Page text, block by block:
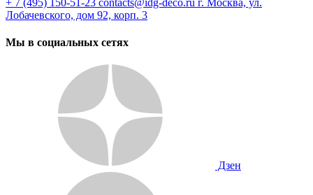
+ 7 (495) 150-51-23 contacts@idg-deco.ru г. Москва, ул.
Лобачевского, дом 92, корп. 3
Мы в социальных сетях
Дзен